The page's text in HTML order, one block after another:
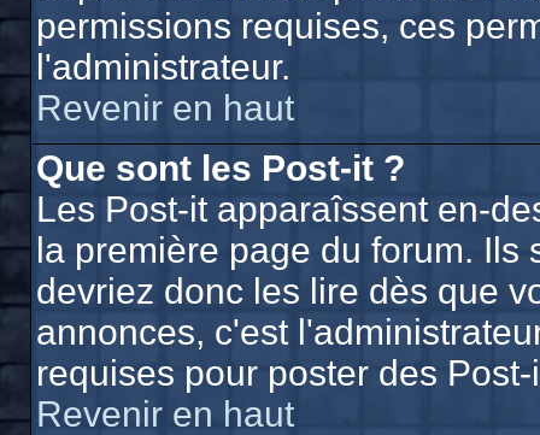
permissions requises, ces
l'administrateur.
Revenir en haut
Que sont les Post-it ?
Les Post-it apparaîssent en-
la première page du forum. Ils
devriez donc les lire dès que
annonces, c'est
requises pour poster des
Revenir en haut